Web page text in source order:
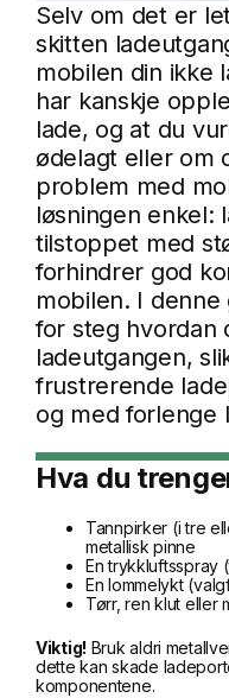
Selv om det er
skitten
mobilen din ikke
har kanskje
lade, og at du
ødelagt eller om
problem med
løsningen enkel:
tilstoppet med
forhindrer god
mobilen. I denne
for steg hvordan
ladeutgangen,
frustrerende
og med forlenge
Hva du
Tannpirker (i tre
metallisk pinne
En trykkluftsspray
En lommelykt
Tørr, ren klut eller
Viktig! Bruk aldri
dette kan skade
komponentene.